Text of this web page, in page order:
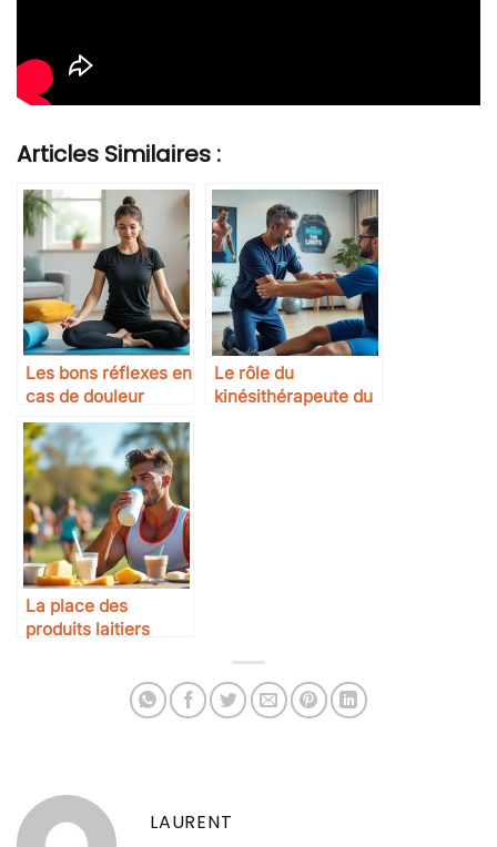
Articles Similaires :
Les bons réflexes en
cas de douleur
musculaire
Le rôle du
kinésithérapeute du
La place des
produits laitiers
LAURENT